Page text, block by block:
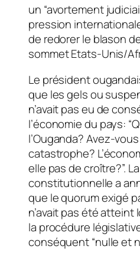
un “avortement
pression
de redorer le blason
sommet Etats-Unis/
Le président
que les gels ou
n’avait pas eu de
l’économie du pays:
l’Ouganda? Avez-
catastrophe?
elle pas de croître?”.
constitutionnelle a
que le quorum exigé
n’avait pas été
la procédure
conséquent “nulle et